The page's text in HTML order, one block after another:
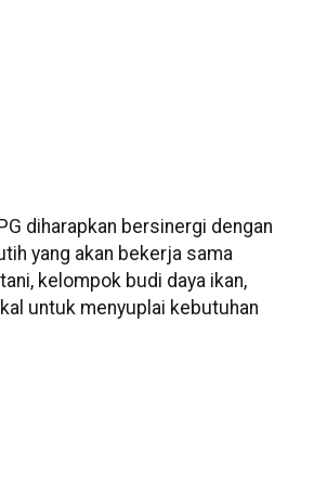
diharapkan bersinergi dengan
yang akan bekerja sama
kelompok budi daya ikan,
untuk menyuplai kebutuhan